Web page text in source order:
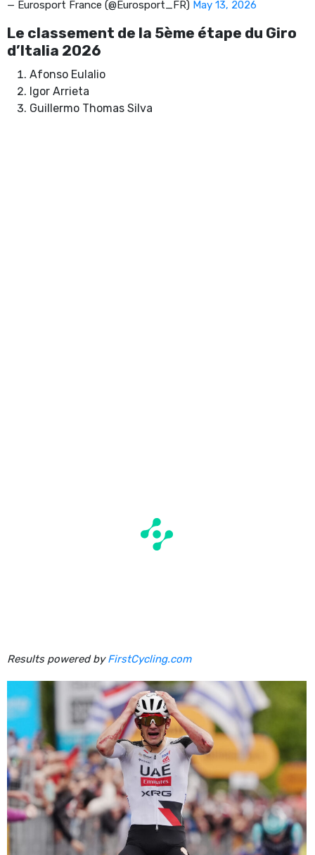
— Eurosport France (@Eurosport_FR) May 13, 2026
Le classement de la 5ème étape du Giro
d’Italia 2026
Afonso Eulalio
Igor Arrieta
Guillermo Thomas Silva
Results powered byFirstCycling.com